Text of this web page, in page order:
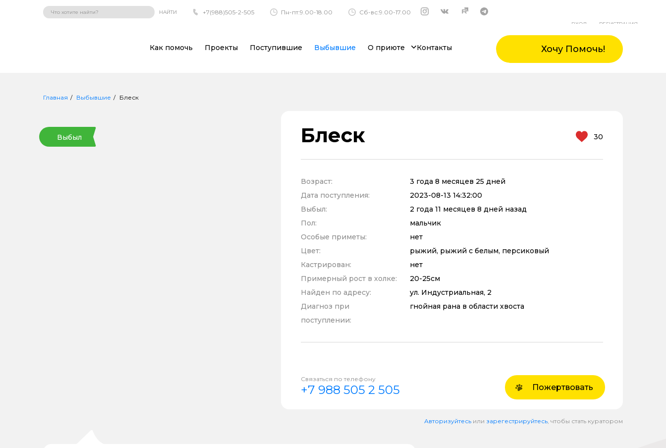
НАЙТИ +7(988)505-2-505 Пн-пт:9.00-18.00 Сб-вс:9.00-17.00
ВХОД РЕГИСТРАЦИЯ
Как помочь Проекты Поступившие Выбывшие О приюте Контакты Хочу Помочь!
Главная Выбывшие Блеск
Выбыл Блеск 30
Возраст:
3 года 8 месяцев 25 дней
Дата поступления:
2023-08-13 14:32:00
Выбыл:
2 года 11 месяцев 8 дней назад
Пол:
мальчик
Особые приметы:
нет
Цвет:
рыжий, рыжий с белым, персиковый
Кастрирован:
нет
Примерный рост в холке:
20-25см
Найден по адресу:
ул. Индустриальная, 2
Диагноз при
поступлении:
гнойная рана в области хвоста
Связаться по телефону
+7 988 505 2 505 Пожертвовать
Авторизуйтесь или зарегестрируйтесь , чтобы стать куратором